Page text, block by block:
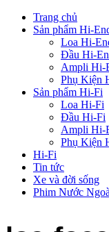
Trang chủ
Sản phẩm Hi-
Loa Hi-
Đầu Hi-
Ampli Hi-
Phụ Kiện
Sản phẩm Hi-Fi
Loa Hi-Fi
Đầu Hi-Fi
Ampli Hi-
Phụ Kiện
Hi-Fi
Tin tức
Xe và đời sống
Phim Nước